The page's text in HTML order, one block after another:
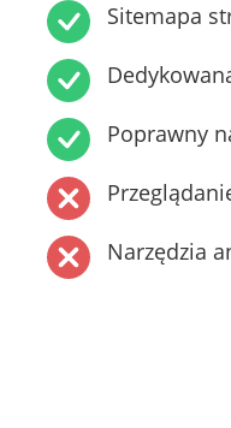
Sitemapa
Poprawny
Narzędzia